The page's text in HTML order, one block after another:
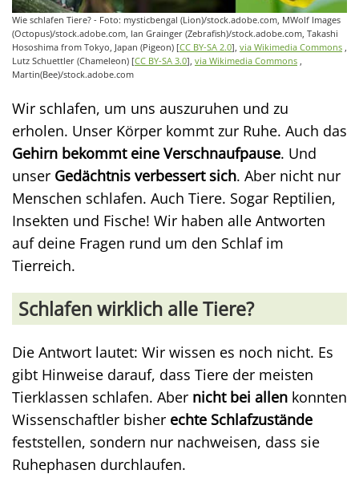
Wie schlafen Tiere? - Foto: mysticbengal (Lion)/stock.adobe.com, MWolf Images
(Octopus)/stock.adobe.com, Ian Grainger (Zebrafish)/stock.adobe.com, Takashi
Hososhima from Tokyo, Japan (Pigeon) [CC BY-SA 2.0], via Wikimedia Commons ,
Lutz Schuettler (Chameleon) [CC BY-SA 3.0], via Wikimedia Commons ,
Martin(Bee)/stock.adobe.com
Wir schlafen, um uns auszuruhen und zu
erholen. Unser Körper kommt zur Ruhe. Auch das
Gehirn bekommt eine Verschnaufpause. Und
unser Gedächtnis verbessert sich. Aber nicht nur
Menschen schlafen. Auch Tiere. Sogar Reptilien,
Insekten und Fische! Wir haben alle Antworten
auf deine Fragen rund um den Schlaf im
Tierreich.
Schlafen wirklich alle Tiere?
Die Antwort lautet: Wir wissen es noch nicht. Es
gibt Hinweise darauf, dass Tiere der meisten
Tierklassen schlafen. Aber nicht bei allen konnten
Wissenschaftler bisher echte Schlafzustände
feststellen, sondern nur nachweisen, dass sie
Ruhephasen durchlaufen.